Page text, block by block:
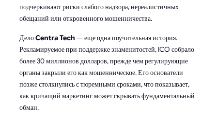
подчеркивают риски слабого надзора, нереалистичных
обещаний или откровенного мошенничества.
ДелоCentra Tech — еще одна поучительная история.
Рекламируемое при поддержке знаменитостей, ICO собрало
более 30 миллионов долларов, прежде чем регулирующие
органы закрыли его как мошенническое. Его основатели
позже столкнулись с тюремными сроками, что показывает,
как кричащий маркетинг может скрывать фундаментальный
обман.